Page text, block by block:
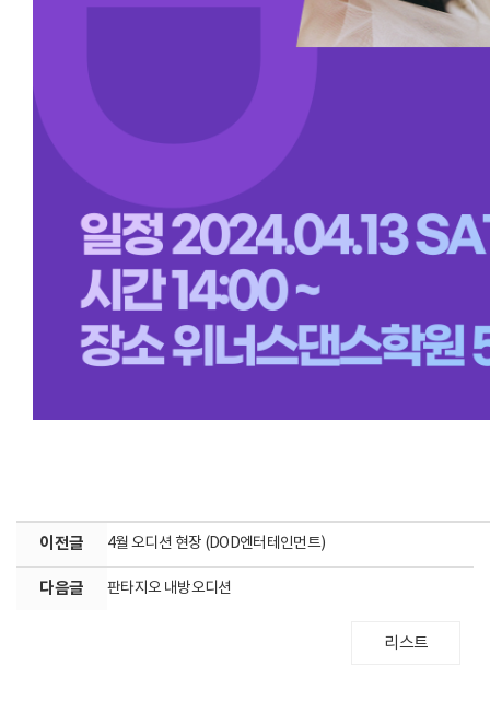
이전글 4월 오디션 현장 (DOD엔터테인먼트)
다음글 판타지오 내방오디션
리스트